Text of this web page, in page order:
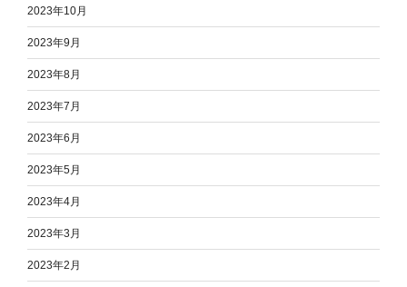
2023年10月
2023年9月
2023年8月
2023年7月
2023年6月
2023年5月
2023年4月
2023年3月
2023年2月